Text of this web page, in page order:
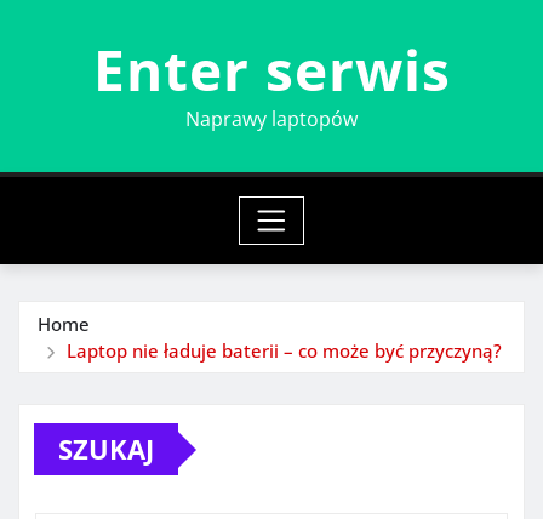
Enter serwis
Naprawy laptopów
Home
Laptop nie ładuje baterii – co może być przyczyną?
SZUKAJ